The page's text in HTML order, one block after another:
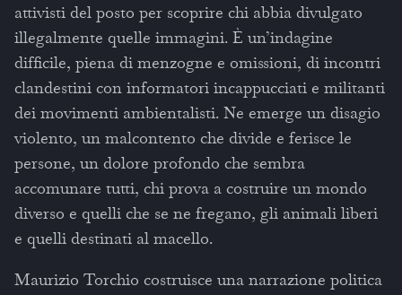
attivisti del posto per scoprire chi abbia divulgato
illegalmente quelle immagini. È un’indagine
difficile, piena di menzogne e omissioni, di incontri
clandestini con informatori incappucciati e militanti
dei movimenti ambientalisti. Ne emerge un disagio
violento, un malcontento che divide e ferisce le
persone, un dolore profondo che sembra
accomunare tutti, chi prova a costruire un mondo
diverso e quelli che se ne fregano, gli animali liberi
e quelli destinati al macello.
Maurizio Torchio costruisce una narrazione politica